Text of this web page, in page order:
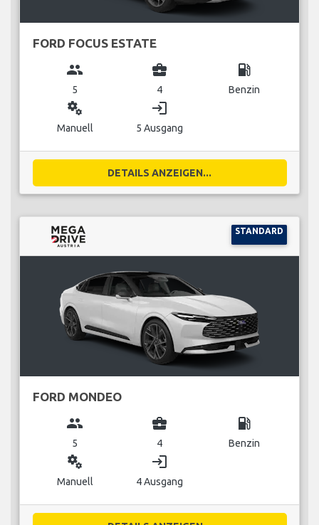
FORD FOCUS ESTATE
group
5
business_center
4
local_gas_station
Benzin
miscellaneous_services
Manuell
login
5 Ausgang
DETAILS ANZEIGEN...
STANDARD
FORD MONDEO
group
5
business_center
4
local_gas_station
Benzin
miscellaneous_services
Manuell
login
4 Ausgang